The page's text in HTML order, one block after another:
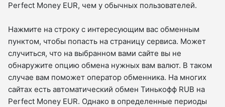
Perfect Money EUR, чем у обычных пользователей.
Нажмите на строку с интересующим вас обменным
пунктом, чтобы попасть на страницу сервиса. Может
случиться, что на выбранном вами сайте вы не
обнаружите опцию обмена нужных вам валют. В таком
случае вам поможет оператор обменника. На многих
сайтах есть автоматический обмен Тинькофф RUB на
Perfect Money EUR. Однако в определенные периоды